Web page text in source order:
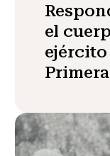
el
ejército